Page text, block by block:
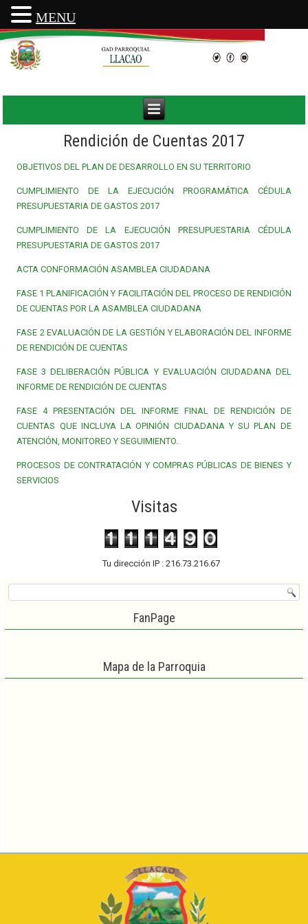
Rendición de Cuentas 2017
OBJETIVOS DEL PLAN DE DESARROLLO EN SU TERRITORIO
CUMPLIMIENTO DE LA EJECUCIÓN PROGRAMÁTICA CÉDULA
PRESUPUESTARIA DE GASTOS 2017
CUMPLIMIENTO DE LA EJECUCIÓN PRESUPUESTARIA CÉDULA
PRESUPUESTARIA DE GASTOS 2017
ACTA CONFORMACIÓN ASAMBLEA CIUDADANA
FASE 1 PLANIFICACIÓN Y FACILITACIÓN DEL PROCESO DE RENDICIÓN
DE CUENTAS POR LA ASAMBLEA CIUDADANA
FASE 2 EVALUACIÓN DE LA GESTIÓN Y ELABORACIÓN DEL INFORME
DE RENDICIÓN DE CUENTAS
FASE 3 DELIBERACIÓN PÚBLICA Y EVALUACIÓN CIUDADANA DEL
INFORME DE RENDICIÓN DE CUENTAS
FASE 4 PRESENTACIÓN DEL INFORME FINAL DE RENDICIÓN DE
CUENTAS QUE INCLUYA LA OPINIÓN CIUDADANA Y SU PLAN DE
ATENCIÓN, MONITOREO Y SEGUIMIENTO.
PROCESOS DE CONTRATACIÓN Y COMPRAS PÚBLICAS DE BIENES Y
SERVICIOS
Visitas
Tu dirección IP : 216.73.216.67
FanPage
Mapa de la Parroquia
MENU